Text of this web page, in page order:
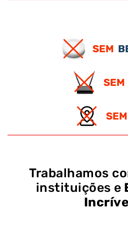
SEM
SEM
SEM
Trabalhamos
instituições e